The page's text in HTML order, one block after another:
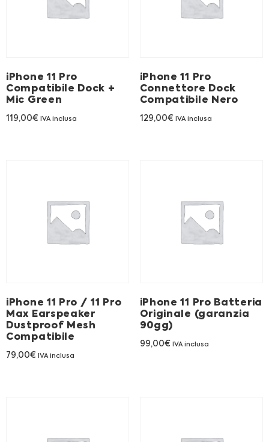
iPhone 11 Pro
Compatibile Dock +
Mic Green
119,00€ IVA inclusa
iPhone 11 Pro
Connettore Dock
Compatibile Nero
129,00€ IVA inclusa
iPhone 11 Pro / 11 Pro
Max Earspeaker
Dustproof Mesh
Compatibile
79,00€ IVA inclusa
iPhone 11 Pro Batteria
Originale (garanzia
90gg)
99,00€ IVA inclusa